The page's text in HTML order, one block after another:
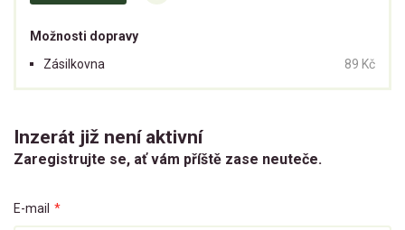
Možnosti dopravy
Zásilkovna
89 Kč
Inzerát již není aktivní
Zaregistrujte se, ať vám příště zase neuteče.
E-mail *